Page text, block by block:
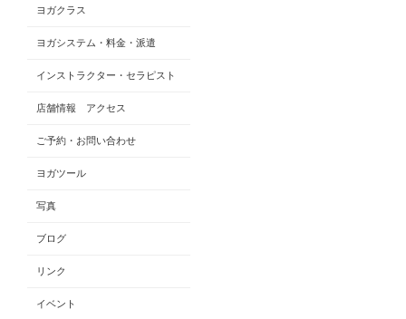
ヨガクラス
ヨガシステム・料金・派遣
インストラクター・セラピスト
店舗情報 アクセス
ご予約・お問い合わせ
ヨガツール
写真
ブログ
リンク
イベント